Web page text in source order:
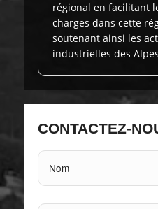
régional en facilitant
charges dans cette
soutenant ainsi les
industrielles des
CONTACTEZ-